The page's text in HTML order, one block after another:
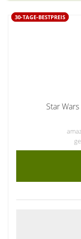
30-TAGE-BESTPREIS
Star